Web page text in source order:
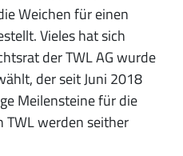
Weichen für einen
Vieles hat sich
der TWL AG wurde
der seit Juni 2018
Meilensteine für die
werden seither